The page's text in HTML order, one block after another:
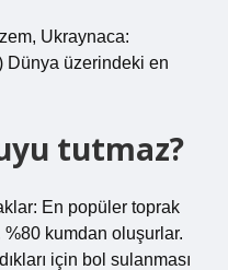
Ukraynaca:
üzerindeki en
tutmaz?
En popüler toprak
%80 kumdan oluşurlar.
için bol sulanması